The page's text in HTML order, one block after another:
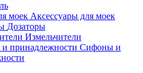
Аксессуары для моек
Дозаторы
Измельчители
Сифоны и